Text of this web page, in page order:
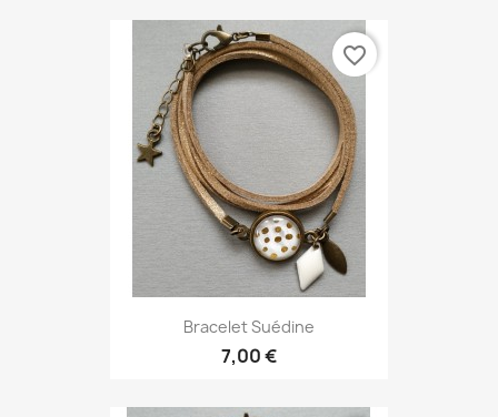
Bracelet Suédine
7,00 €
favorite_border